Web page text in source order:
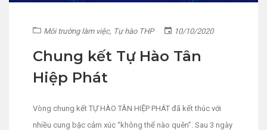
Môi trường làm việc, Tự hào THP 10/10/2020
Chung kết Tự Hào Tân
Hiệp Phát
Vòng chung kết TỰ HÀO TÂN HIỆP PHÁT đã kết thúc với
nhiều cung bậc cảm xúc “không thể nào quên”. Sau 3 ngày